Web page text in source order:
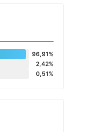
96,91%
2,42%
0,51%